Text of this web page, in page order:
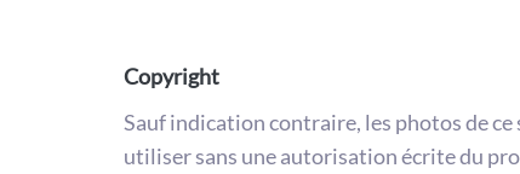
Copyright
Sauf indication contraire, les photos de ce
utiliser sans une autorisation écrite du